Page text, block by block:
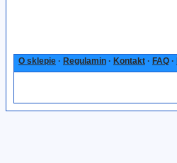
O sklepie · Regulamin · Kontakt · FAQ ·